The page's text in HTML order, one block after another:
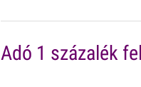
Adó 1 százalék